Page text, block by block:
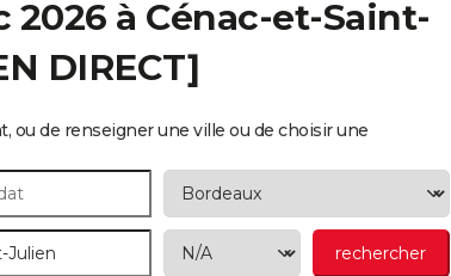
2026 à Cénac-et-Saint-
DIRECT]
ou de renseigner une ville ou de choisir une